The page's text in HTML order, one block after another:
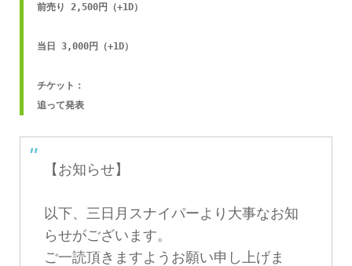
前売り 2,500円（+1D）
当日 3,000円（+1D）
チケット：
追って発表
【お知らせ】
以下、三日月スナイパーより大事なお知
らせがございます。
ご一読頂きますようお願い申し上げま